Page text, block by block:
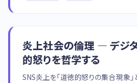
炎上社会の倫理 — デジ
的怒りを哲学する
SNS炎上を「道徳的怒りの集合現象」